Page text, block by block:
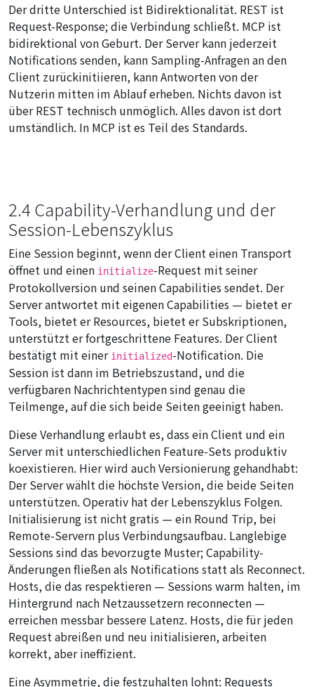
Der dritte Unterschied ist Bidirektionalität. REST ist
Request-Response; die Verbindung schließt. MCP ist
bidirektional von Geburt. Der Server kann jederzeit
Notifications senden, kann Sampling-Anfragen an den
Client zurückinitiieren, kann Antworten von der
Nutzerin mitten im Ablauf erheben. Nichts davon ist
über REST technisch unmöglich. Alles davon ist dort
umständlich. In MCP ist es Teil des Standards.
2.4 Capability-Verhandlung und der
Session-Lebenszyklus
Eine Session beginnt, wenn der Client einen Transport
öffnet und einen initialize-Request mit seiner
Protokollversion und seinen Capabilities sendet. Der
Server antwortet mit eigenen Capabilities — bietet er
Tools, bietet er Resources, bietet er Subskriptionen,
unterstützt er fortgeschrittene Features. Der Client
bestätigt mit einer initialized-Notification. Die
Session ist dann im Betriebszustand, und die
verfügbaren Nachrichtentypen sind genau die
Teilmenge, auf die sich beide Seiten geeinigt haben.
Diese Verhandlung erlaubt es, dass ein Client und ein
Server mit unterschiedlichen Feature-Sets produktiv
koexistieren. Hier wird auch Versionierung gehandhabt:
Der Server wählt die höchste Version, die beide Seiten
unterstützen. Operativ hat der Lebenszyklus Folgen.
Initialisierung ist nicht gratis — ein Round Trip, bei
Remote-Servern plus Verbindungsaufbau. Langlebige
Sessions sind das bevorzugte Muster; Capability-
Änderungen fließen als Notifications statt als Reconnect.
Hosts, die das respektieren — Sessions warm halten, im
Hintergrund nach Netzaussetzern reconnecten —
erreichen messbar bessere Latenz. Hosts, die für jeden
Request abreißen und neu initialisieren, arbeiten
korrekt, aber ineffizient.
Eine Asymmetrie, die festzuhalten lohnt: Requests